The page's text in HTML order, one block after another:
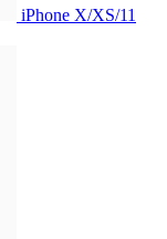
iPhone X/XS/11